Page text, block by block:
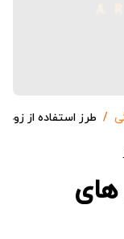
طرز استفاده از
های